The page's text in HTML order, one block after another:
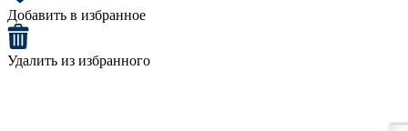
Добавить в избранное
Удалить из избранного